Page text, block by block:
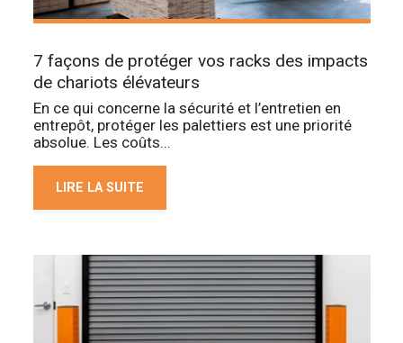
7 façons de protéger vos racks des impacts
de chariots élévateurs
En ce qui concerne la sécurité et l’entretien en
entrepôt, protéger les palettiers est une priorité
absolue. Les coûts...
LIRE LA SUITE